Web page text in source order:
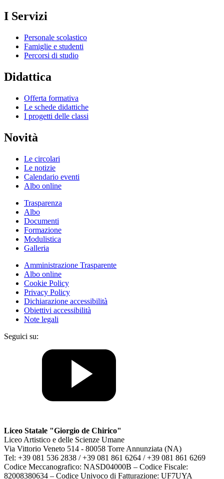
I Servizi
Personale scolastico
Famiglie e studenti
Percorsi di studio
Didattica
Offerta formativa
Le schede didattiche
I progetti delle classi
Novità
Le circolari
Le notizie
Calendario eventi
Albo online
Trasparenza
Albo
Documenti
Formazione
Modulistica
Galleria
Amministrazione Trasparente
Albo online
Cookie Policy
Privacy Policy
Dichiarazione accessibilità
Obiettivi accessibilità
Note legali
Seguici su:
Liceo Statale "Giorgio de Chirico"
Liceo Artistico e delle Scienze Umane
Via Vittorio Veneto 514 - 80058 Torre Annunziata (NA)
Tel: +39 081 536 2838 / +39 081 861 6264 / +39 081 861 6269
Codice Meccanografico: NASD04000B – Codice Fiscale:
82008380634 – Codice Univoco di Fatturazione: UF7UYA